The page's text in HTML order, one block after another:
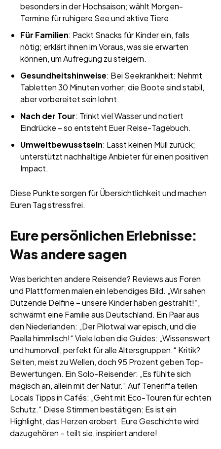
besonders in der Hochsaison; wählt Morgen-
Termine für ruhigere See und aktive Tiere.
Für Familien: Packt Snacks für Kinder ein, falls
nötig; erklärt ihnen im Voraus, was sie erwarten
können, um Aufregung zu steigern.
Gesundheitshinweise: Bei Seekrankheit: Nehmt
Tabletten 30 Minuten vorher; die Boote sind stabil,
aber vorbereitet sein lohnt.
Nach der Tour: Trinkt viel Wasser und notiert
Eindrücke – so entsteht Euer Reise-Tagebuch.
Umweltbewusstsein: Lasst keinen Müll zurück;
unterstützt nachhaltige Anbieter für einen positiven
Impact.
Diese Punkte sorgen für Übersichtlichkeit und machen
Euren Tag stressfrei.
Eure persönlichen Erlebnisse:
Was andere sagen
Was berichten andere Reisende? Reviews aus Foren
und Plattformen malen ein lebendiges Bild. „Wir sahen
Dutzende Delfine – unsere Kinder haben gestrahlt!“,
schwärmt eine Familie aus Deutschland. Ein Paar aus
den Niederlanden: „Der Pilotwal war episch, und die
Paella himmlisch!“ Viele loben die Guides: „Wissenswert
und humorvoll, perfekt für alle Altersgruppen.“ Kritik?
Selten, meist zu Wellen, doch 95 Prozent geben Top-
Bewertungen. Ein Solo-Reisender: „Es fühlte sich
magisch an, allein mit der Natur.“ Auf Teneriffa teilen
Locals Tipps in Cafés: „Geht mit Eco-Touren für echten
Schutz.“ Diese Stimmen bestätigen: Es ist ein
Highlight, das Herzen erobert. Eure Geschichte wird
dazugehören – teilt sie, inspiriert andere!